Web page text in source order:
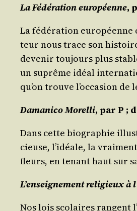
La Fédé­ra­tion euro­péenne,
La fédé­ra­tion euro­péenne
teur nous trace son
deve­nir tou­jours plus
un suprême idéal
qu’on trouve l’oc­ca­sion
Dama­ni­co Morel­li, par P ;
Dans cette bio­gra­phie
cieuse, l’i­déale, la
fleurs, en tenant haut sur
L’en­sei­gne­ment reli­gieux à
Nos lois sco­laires rangent